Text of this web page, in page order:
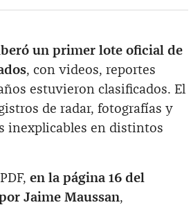
un primer lote oficial de
, con videos, reportes
estuvieron clasificados. El
de radar, fotografías y
inexplicables en distintos
en la página 16 del
Jaime Maussan,